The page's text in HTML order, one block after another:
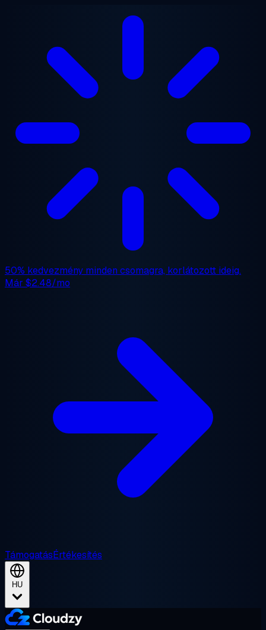
50% kedvezmény minden csomagra, korlátozott ideig.
Már $2.48/mo
TámogatásÉrtékesítés
HU